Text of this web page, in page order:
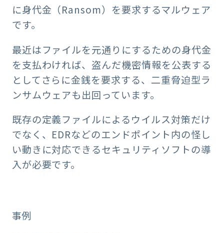
に身代金（Ransom）を要求するマルウェア
です。
最近はファイルを元通りにするための身代金
を支払わければ、盗んだ機密情報を公表する
としてさらに金銭を要求する、二重脅迫型ラ
ンサムウェアも出回っています。
既存の定義ファイルによるウイルス対策だけ
でなく、EDRなどのエンドポイント内の怪し
い動きに対応できるセキュリティソフトの導
入が必要です。
事例